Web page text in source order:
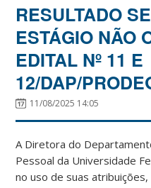
RESULTADO
ESTÁGIO NÃO
EDITAL Nº 11 E
12/DAP/
11/08/2025 14:05
A Diretora do
Pessoal da Universidade
no uso de suas